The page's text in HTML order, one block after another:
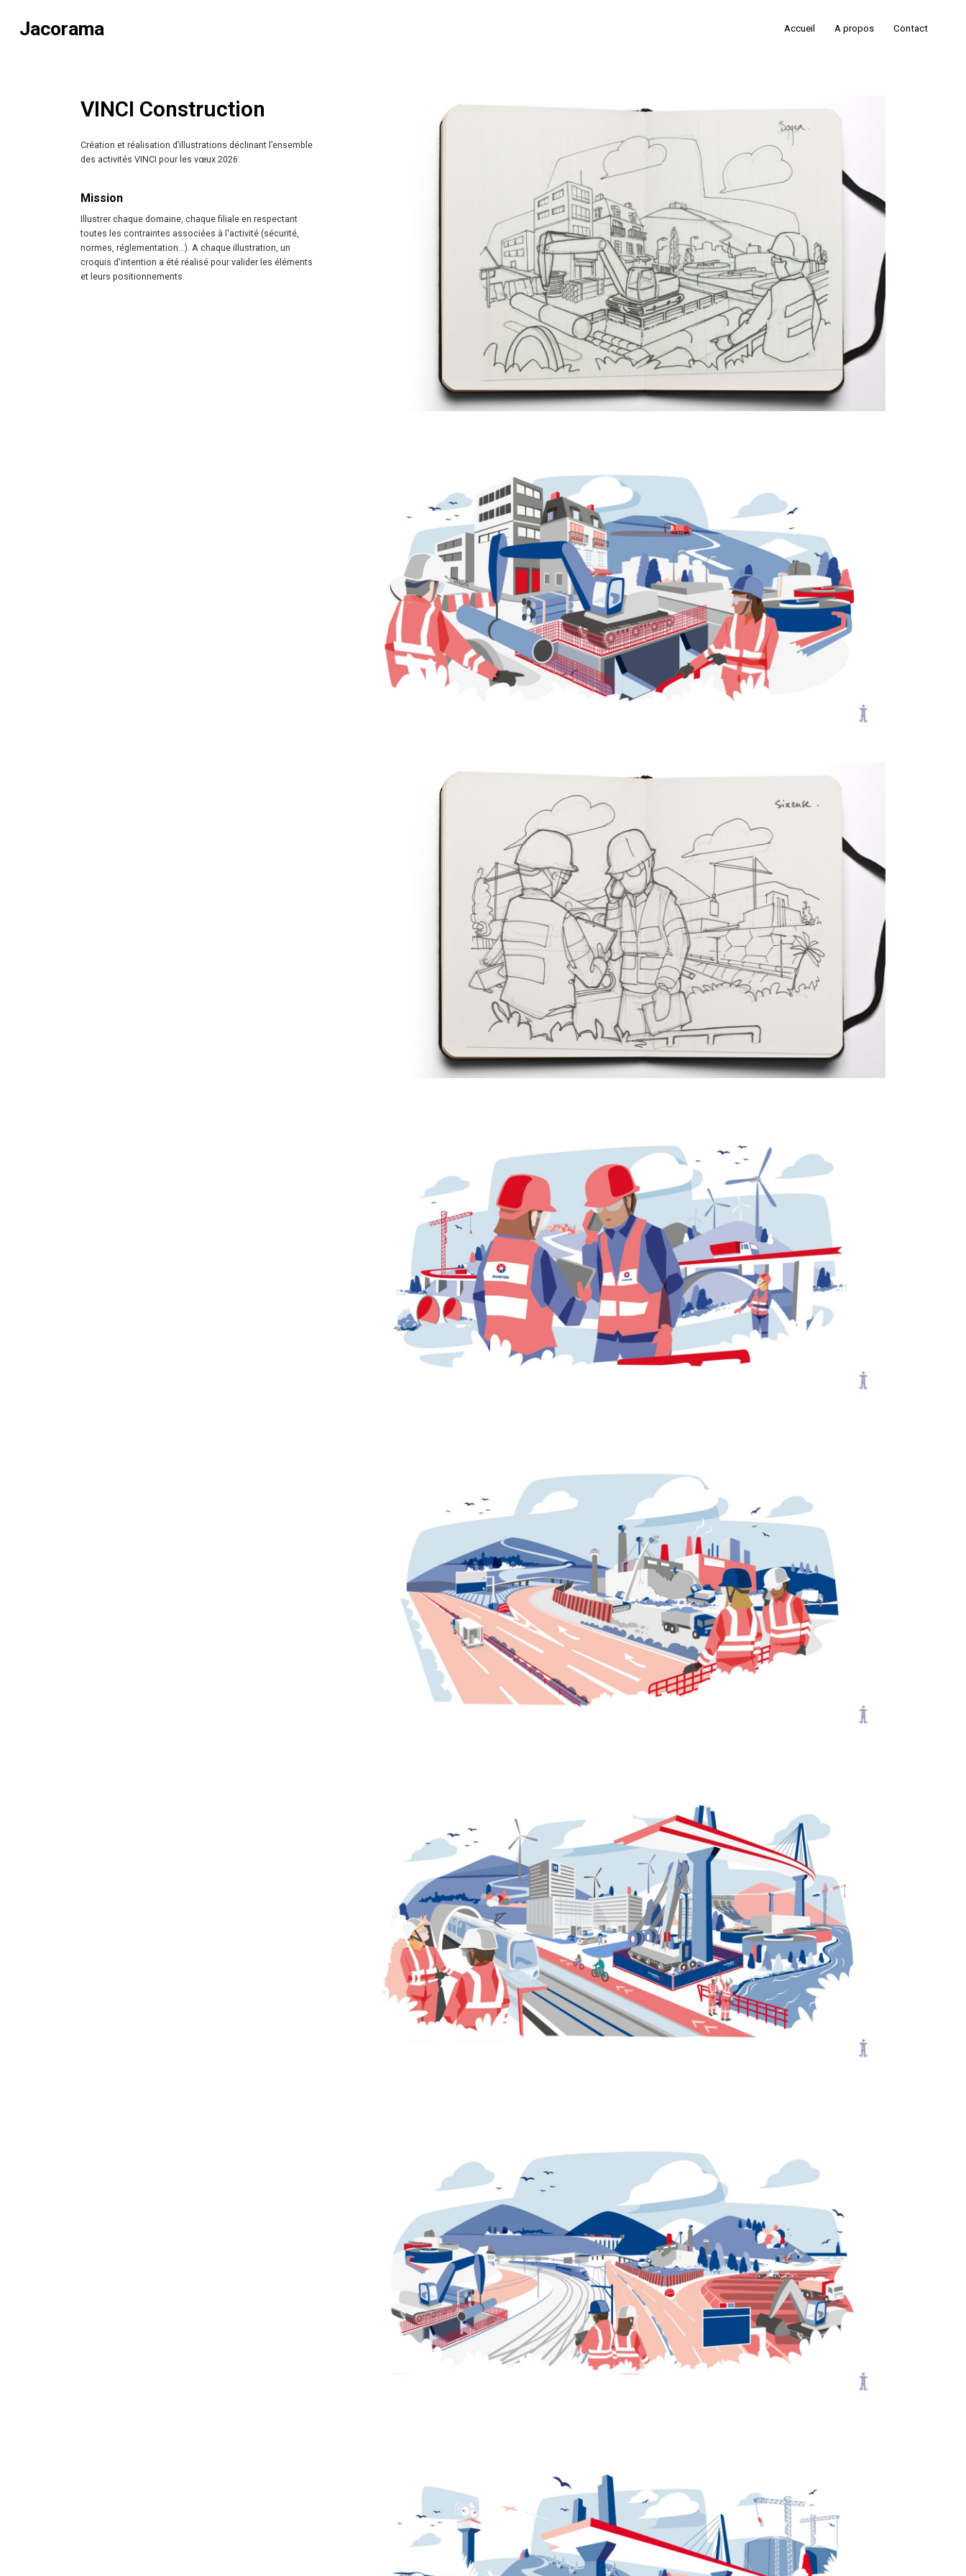
Jacorama Accueil A propos Contact
VINCI Construction
Création et réalisation d’illustrations déclinant l’ensemble
des activités VINCI pour les vœux 2026.
Mission
Illustrer chaque domaine, chaque filiale en respectant
toutes les contraintes associées à l'activité (sécurité,
normes, réglementation...). A chaque illustration, un
croquis d'intention a été réalisé pour valider les éléments
et leurs positionnements.